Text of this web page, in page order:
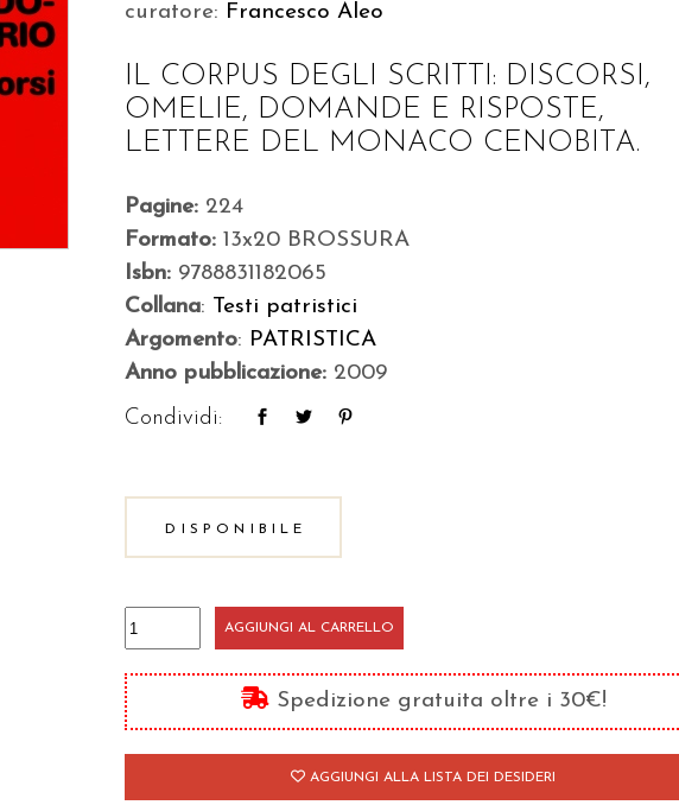
curatore: Francesco Aleo
IL CORPUS DEGLI SCRITTI: DISCORSI,
OMELIE, DOMANDE E RISPOSTE,
LETTERE DEL MONACO CENOBITA.
Pagine: 224
Formato:13x20 BROSSURA
Isbn: 9788831182065
Collana: Testi patristici
Argomento: PATRISTICA
Anno pubblicazione: 2009
Condividi:
DISPONIBILE
Discorsi
quantità
AGGIUNGI AL CARRELLO
Spedizione gratuita oltre i 30€!
AGGIUNGI ALLA LISTA DEI DESIDERI